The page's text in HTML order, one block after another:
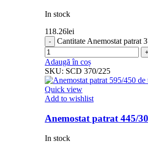
In stock
118.26lei
Cantitate Anemostat patrat
Adaugă în coș
SKU: SCD 370/225
Quick view
Add to wishlist
Anemostat patrat 445/
In stock